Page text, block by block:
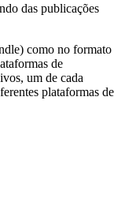
das publicações
como no formato
de
um de cada
plataformas de